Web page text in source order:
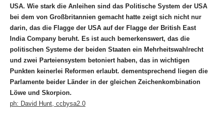
USA. Wie stark die Anleihen sind das Politische System der USA
bei dem von Großbritannien gemacht hatte zeigt sich nicht nur
darin, das die Flagge der USA auf der Flagge der British East
India Company beruht. Es ist auch bemerkenswert, das die
politischen Systeme der beiden Staaten ein Mehrheitswahlrecht
und zwei Parteiensystem betoniert haben, das in wichtigen
Punkten keinerlei Reformen erlaubt. dementsprechend liegen die
Parlamente beider Länder in der gleichen Zeichenkombination
Löwe und Skorpion.
ph: David Hunt, ccbysa2.0